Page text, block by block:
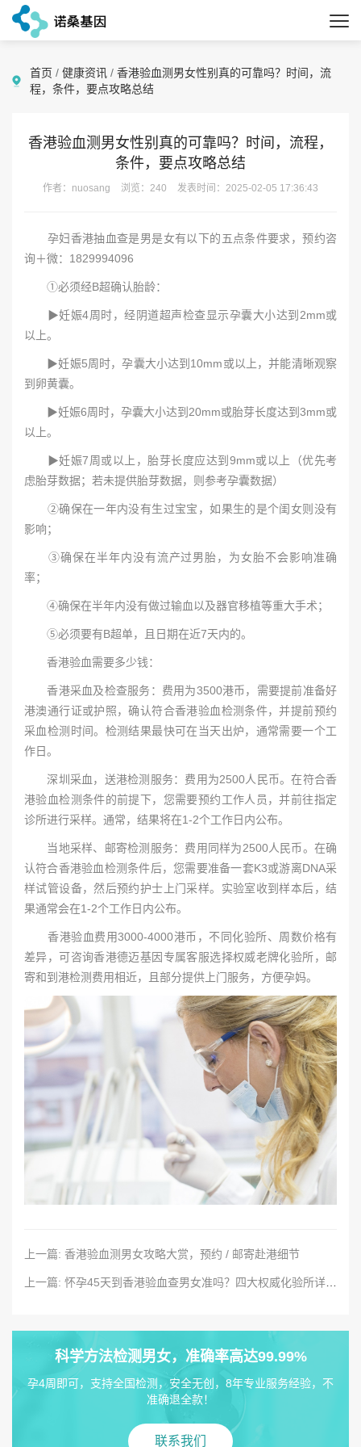
首页 / 健康资讯 / 香港验血测男女性别真的可靠吗？时间，流
程，条件，要点攻略总结
香港验血测男女性别真的可靠吗？时间，流程，
条件，要点攻略总结
作者：nuosang 浏览：240 发表时间：2025-02-05 17:36:43
孕妇香港抽血查是男是女有以下的五点条件要求，预约咨
询＋微：1829994096
①必须经B超确认胎龄：
▶妊娠4周时，经阴道超声检查显示孕囊大小达到2mm或
以上。
▶妊娠5周时，孕囊大小达到10mm或以上，并能清晰观察
到卵黄囊。
▶妊娠6周时，孕囊大小达到20mm或胎芽长度达到3mm或
以上。
▶妊娠7周或以上，胎芽长度应达到9mm或以上（优先考
虑胎芽数据；若未提供胎芽数据，则参考孕囊数据）
②确保在一年内没有生过宝宝，如果生的是个闺女则没有
影响；
③确保在半年内没有流产过男胎，为女胎不会影响准确
率；
④确保在半年内没有做过输血以及器官移植等重大手术；
⑤必须要有B超单，且日期在近7天内的。
香港验血需要多少钱：
香港采血及检查服务：费用为3500港币，需要提前准备好
港澳通行证或护照，确认符合香港验血检测条件，并提前预约
采血检测时间。检测结果最快可在当天出炉，通常需要一个工
作日。
深圳采血，送港检测服务：费用为2500人民币。在符合香
港验血检测条件的前提下，您需要预约工作人员，并前往指定
诊所进行采样。通常，结果将在1-2个工作日内公布。
当地采样、邮寄检测服务：费用同样为2500人民币。在确
认符合香港验血检测条件后，您需要准备一套K3或游离DNA采
样试管设备，然后预约护士上门采样。实验室收到样本后，结
果通常会在1-2个工作日内公布。
香港验血费用3000-4000港币，不同化验所、周数价格有
差异，可咨询香港德迈基因专属客服选择权威老牌化验所，邮
寄和到港检测费用相近，且部分提供上门服务，方便孕妈。
上一篇: 香港验血测男女攻略大赏，预约 / 邮寄赴港细节
科学方法检测男女，准确率高达99.99%
孕4周即可，支持全国检测，安全无创，8年专业服务经验，不
准确退全款！
联系我们